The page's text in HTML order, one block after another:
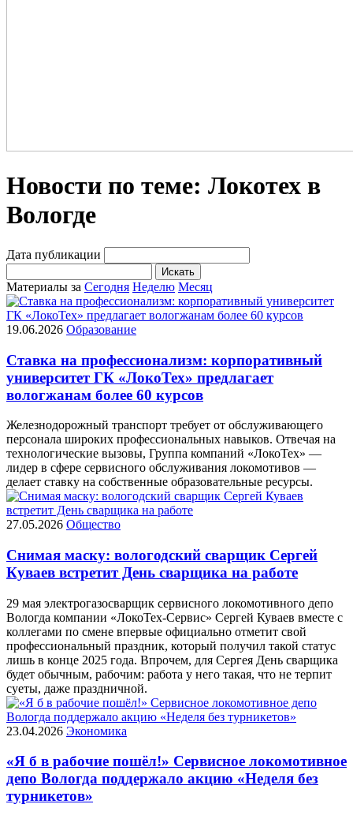
Новости по теме: Локотех в
Вологде
Дата публикации
Искать
Материалы за Сегодня Неделю Месяц
19.06.2026 Образование
Ставка на профессионализм: корпоративный
университет ГК «ЛокоТех» предлагает
вологжанам более 60 курсов
Железнодорожный транспорт требует от обслуживающего
персонала широких профессиональных навыков. Отвечая на
технологические вызовы, Группа компаний «ЛокоТех» —
лидер в сфере сервисного обслуживания локомотивов —
делает ставку на собственные образовательные ресурсы.
27.05.2026 Общество
Снимая маску: вологодский сварщик Сергей
Куваев встретит День сварщика на работе
29 мая электрогазосварщик сервисного локомотивного депо
Вологда компании «ЛокоТех-Сервис» Сергей Куваев вместе с
коллегами по смене впервые официально отметит свой
профессиональный праздник, который получил такой статус
лишь в конце 2025 года. Впрочем, для Сергея День сварщика
будет обычным, рабочим: работа у него такая, что не терпит
суеты, даже праздничной.
23.04.2026 Экономика
«Я б в рабочие пошёл!» Сервисное локомотивное
депо Вологда поддержало акцию «Неделя без
турникетов»